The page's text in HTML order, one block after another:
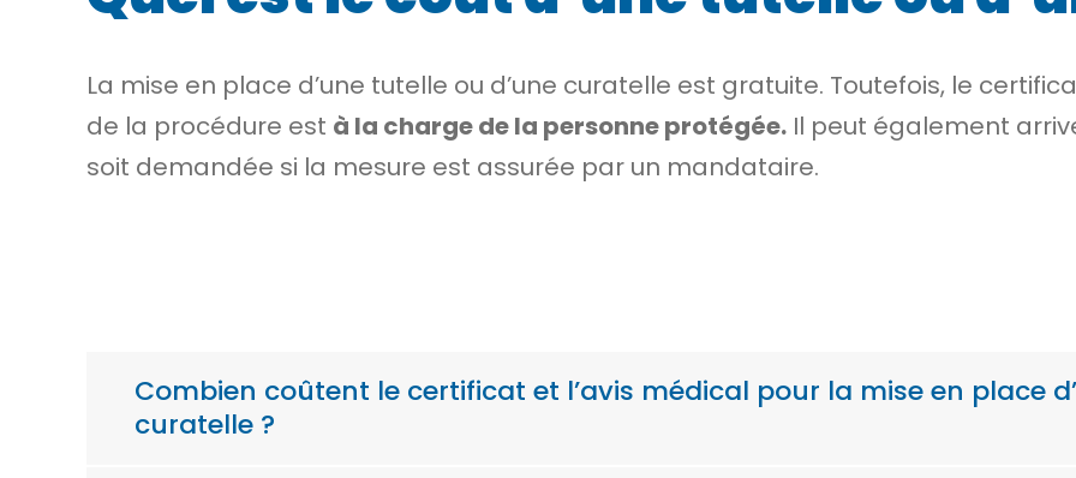
La mise en place d’une tutelle ou d’une curatelle est gratuite. Toutefois, le
de la procédure est à la charge de la personne protégée. Il peut également
soit demandée si la mesure est assurée par un mandataire.
Combien coûtent le certificat et l’avis médical pour la mise en place
curatelle ?